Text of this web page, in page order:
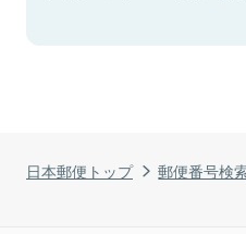
日本郵便トップ 郵便番号検